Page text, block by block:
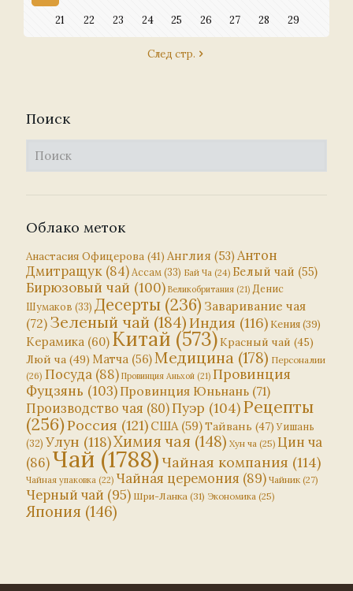
21 22 23 24 25 26 27 28 29
След стр.
Поиск
Облако меток
Анастасия Офицерова (41) Англия (53) Антон
Дмитращук (84) Ассам (33) Бай Ча (24) Белый чай (55)
Бирюзовый чай (100) Великобритания (21) Денис
Шумаков (33) Десерты (236) Заваривание чая
(72) Зеленый чай (184)Индия (116) Кения(39)
Керамика (60) Китай (573)Красный чай (45)
Люй ча (49) Матча (56) Медицина (178) Персоналии
(26) Посуда (88) Провинция Аньхой (21) Провинция
Фуцзянь (103) Провинция Юньнань (71)
Производство чая (80)Пуэр (104)Рецепты
(256)Россия (121) США(59)Тайвань (47) Уишань
(32) Улун (118)Химия чая (148) Хун ча (25) Цин ча
(86)Чай (1788)Чайная компания (114)
Чайная упаковка (22) Чайная церемония (89) Чайник (27)
Черный чай (95) Шри-Ланка (31) Экономика (25)
Япония (146)